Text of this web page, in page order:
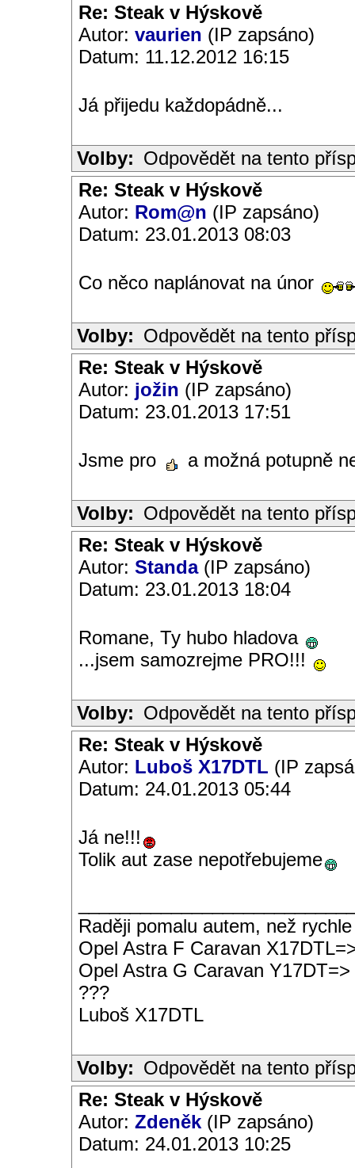
Re: Steak v Hýskově
Autor: vaurien (IP zapsáno)
Datum: 11.12.2012 16:15
Já přijedu každopádně...
Volby: Odpovědět na tento
Re: Steak v Hýskově
Autor: Rom@n (IP zapsáno)
Datum: 23.01.2013 08:03
Co něco naplánovat na únor
Volby: Odpovědět na tento
Re: Steak v Hýskově
Autor: jožin (IP zapsáno)
Datum: 23.01.2013 17:51
Jsme pro a možná potupně
Volby: Odpovědět na tento
Re: Steak v Hýskově
Autor: Standa(IP zapsáno)
Datum: 23.01.2013 18:04
Romane, Ty hubo hladova
...jsem samozrejme PRO!!!
Volby: Odpovědět na tento
Re: Steak v Hýskově
Autor: Luboš X17DTL (IP
Datum: 24.01.2013 05:44
Já ne!!!
Tolik aut zase nepotřebujeme
Raději pomalu autem, než
Opel Astra F Caravan
Opel Astra G Caravan Y17DT=>
???
Luboš X17DTL
Volby: Odpovědět na tento
Re: Steak v Hýskově
Autor: Zdeněk (IP zapsáno)
Datum: 24.01.2013 10:25